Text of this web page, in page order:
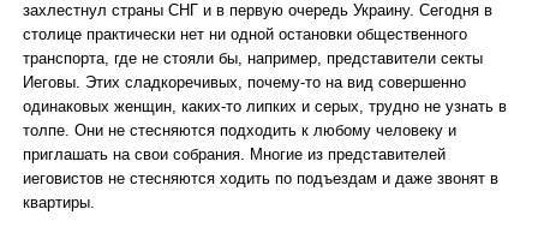
захлестнул страны СНГ и в первую очередь Украину. Сегодня в
столице практически нет ни одной остановки общественного
транспорта, где не стояли бы, например, представители секты
Иеговы. Этих сладкоречивых, почему-то на вид совершенно
одинаковых женщин, каких-то липких и серых, трудно не узнать в
толпе. Они не стесняются подходить к любому человеку и
приглашать на свои собрания. Многие из представителей
иеговистов не стесняются ходить по подъездам и даже звонят в
квартиры.